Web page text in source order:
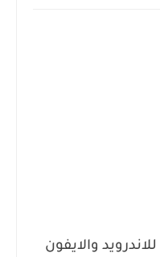
والايفون